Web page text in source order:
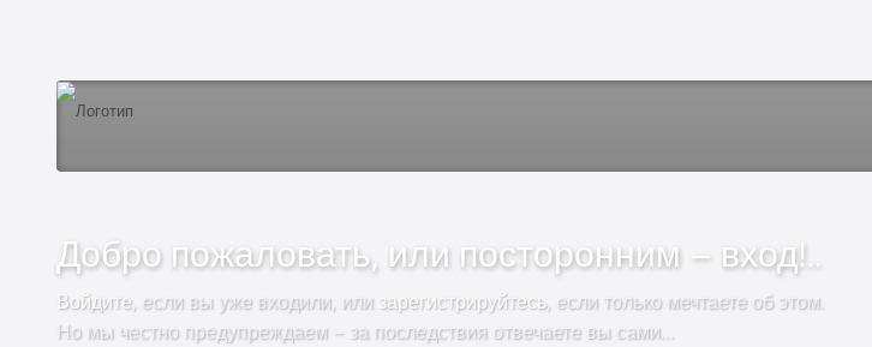
Добро пожаловать, или посторонним – вход!..
Войдите, если вы уже входили, или зарегистрируйтесь, если только мечтаете об этом.
Но мы честно предупреждаем – за последствия отвечаете вы сами…